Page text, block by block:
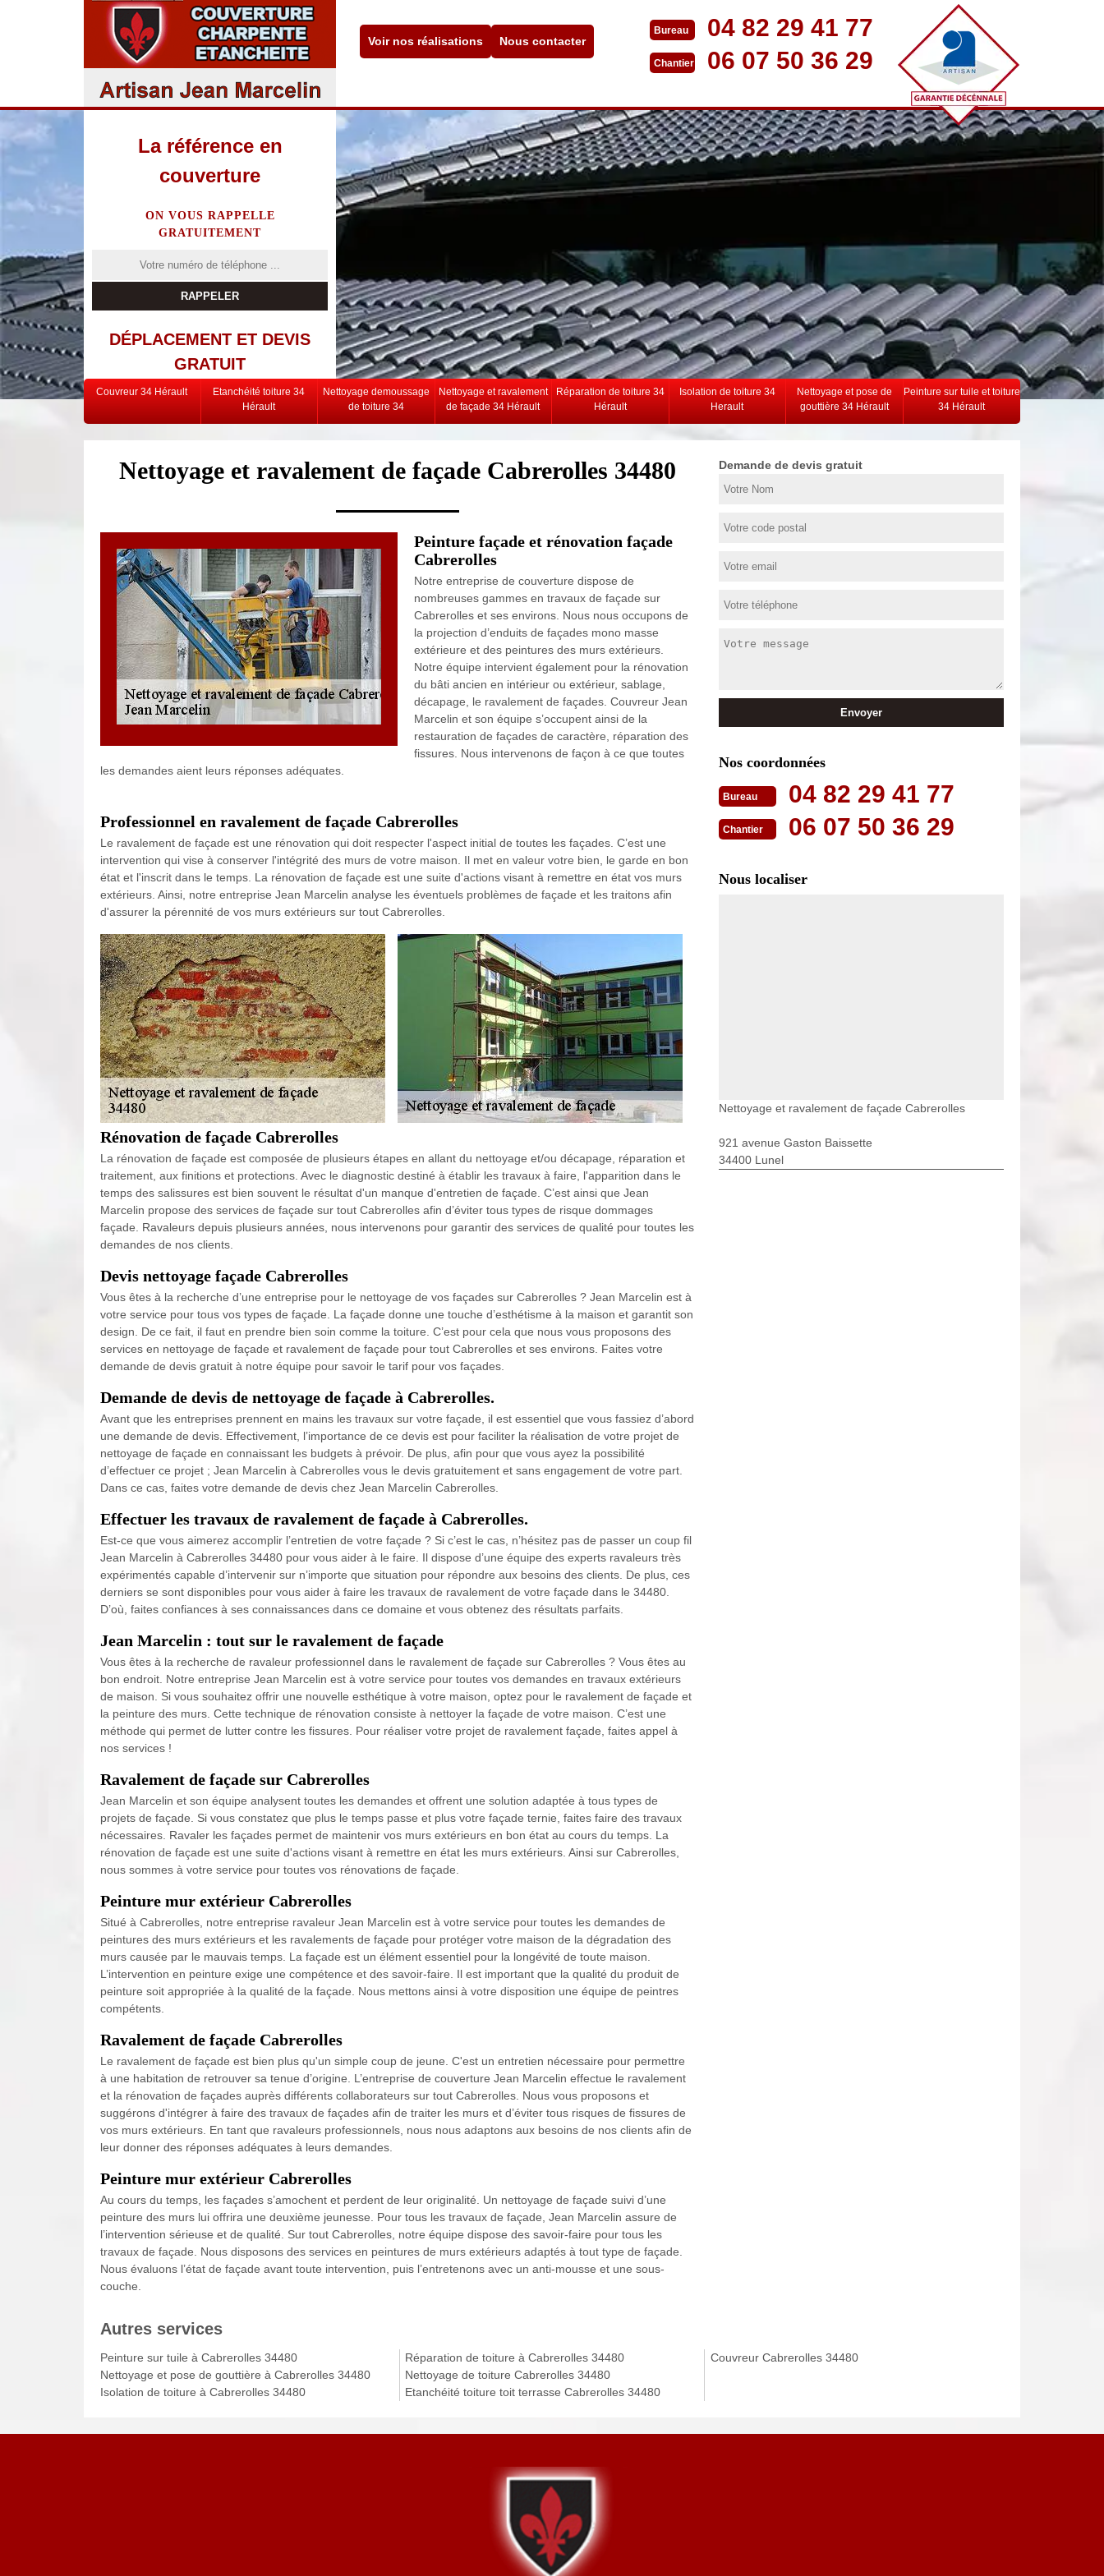
Voir nos réalisations Nous contacter
Bureau 04 82 29 41 77
Chantier 06 07 50 36 29
La référence en
couverture
ON VOUS RAPPELLE
GRATUITEMENT
DÉPLACEMENT ET DEVIS
GRATUIT
Couvreur 34 Hérault
Etanchéité toiture 34
Hérault
Nettoyage demoussage
de toiture 34
Nettoyage et ravalement
de façade 34 Hérault
Réparation de toiture 34
Hérault
Isolation de toiture 34
Herault
Nettoyage et pose de
gouttière 34 Hérault
Peinture sur tuile et toiture
34 Hérault
Nettoyage et ravalement de façade Cabrerolles 34480
Peinture façade et rénovation façade
Cabrerolles
Notre entreprise de couverture dispose de
nombreuses gammes en travaux de façade sur
Cabrerolles et ses environs. Nous nous occupons de
la projection d’enduits de façades mono masse
extérieure et des peintures des murs extérieurs.
Notre équipe intervient également pour la rénovation
du bâti ancien en intérieur ou extérieur, sablage,
décapage, le ravalement de façades. Couvreur Jean
Marcelin et son équipe s’occupent ainsi de la
restauration de façades de caractère, réparation des
fissures. Nous intervenons de façon à ce que toutes
les demandes aient leurs réponses adéquates.
Professionnel en ravalement de façade Cabrerolles
Le ravalement de façade est une rénovation qui doit respecter l'aspect initial de toutes les façades. C’est une
intervention qui vise à conserver l'intégrité des murs de votre maison. Il met en valeur votre bien, le garde en bon
état et l'inscrit dans le temps. La rénovation de façade est une suite d'actions visant à remettre en état vos murs
extérieurs. Ainsi, notre entreprise Jean Marcelin analyse les éventuels problèmes de façade et les traitons afin
d'assurer la pérennité de vos murs extérieurs sur tout Cabrerolles.
Rénovation de façade Cabrerolles
La rénovation de façade est composée de plusieurs étapes en allant du nettoyage et/ou décapage, réparation et
traitement, aux finitions et protections. Avec le diagnostic destiné à établir les travaux à faire, l'apparition dans le
temps des salissures est bien souvent le résultat d'un manque d'entretien de façade. C’est ainsi que Jean
Marcelin propose des services de façade sur tout Cabrerolles afin d’éviter tous types de risque dommages
façade. Ravaleurs depuis plusieurs années, nous intervenons pour garantir des services de qualité pour toutes les
demandes de nos clients.
Devis nettoyage façade Cabrerolles
Vous êtes à la recherche d’une entreprise pour le nettoyage de vos façades sur Cabrerolles ? Jean Marcelin est à
votre service pour tous vos types de façade. La façade donne une touche d’esthétisme à la maison et garantit son
design. De ce fait, il faut en prendre bien soin comme la toiture. C’est pour cela que nous vous proposons des
services en nettoyage de façade et ravalement de façade pour tout Cabrerolles et ses environs. Faites votre
demande de devis gratuit à notre équipe pour savoir le tarif pour vos façades.
Demande de devis de nettoyage de façade à Cabrerolles.
Avant que les entreprises prennent en mains les travaux sur votre façade, il est essentiel que vous fassiez d’abord
une demande de devis. Effectivement, l’importance de ce devis est pour faciliter la réalisation de votre projet de
nettoyage de façade en connaissant les budgets à prévoir. De plus, afin pour que vous ayez la possibilité
d’effectuer ce projet ; Jean Marcelin à Cabrerolles vous le devis gratuitement et sans engagement de votre part.
Dans ce cas, faites votre demande de devis chez Jean Marcelin Cabrerolles.
Effectuer les travaux de ravalement de façade à Cabrerolles.
Est-ce que vous aimerez accomplir l’entretien de votre façade ? Si c’est le cas, n’hésitez pas de passer un coup fil
Jean Marcelin à Cabrerolles 34480 pour vous aider à le faire. Il dispose d’une équipe des experts ravaleurs très
expérimentés capable d’intervenir sur n’importe que situation pour répondre aux besoins des clients. De plus, ces
derniers se sont disponibles pour vous aider à faire les travaux de ravalement de votre façade dans le 34480.
D’où, faites confiances à ses connaissances dans ce domaine et vous obtenez des résultats parfaits.
Jean Marcelin : tout sur le ravalement de façade
Vous êtes à la recherche de ravaleur professionnel dans le ravalement de façade sur Cabrerolles ? Vous êtes au
bon endroit. Notre entreprise Jean Marcelin est à votre service pour toutes vos demandes en travaux extérieurs
de maison. Si vous souhaitez offrir une nouvelle esthétique à votre maison, optez pour le ravalement de façade et
la peinture des murs. Cette technique de rénovation consiste à nettoyer la façade de votre maison. C’est une
méthode qui permet de lutter contre les fissures. Pour réaliser votre projet de ravalement façade, faites appel à
nos services !
Ravalement de façade sur Cabrerolles
Jean Marcelin et son équipe analysent toutes les demandes et offrent une solution adaptée à tous types de
projets de façade. Si vous constatez que plus le temps passe et plus votre façade ternie, faites faire des travaux
nécessaires. Ravaler les façades permet de maintenir vos murs extérieurs en bon état au cours du temps. La
rénovation de façade est une suite d'actions visant à remettre en état les murs extérieurs. Ainsi sur Cabrerolles,
nous sommes à votre service pour toutes vos rénovations de façade.
Peinture mur extérieur Cabrerolles
Situé à Cabrerolles, notre entreprise ravaleur Jean Marcelin est à votre service pour toutes les demandes de
peintures des murs extérieurs et les ravalements de façade pour protéger votre maison de la dégradation des
murs causée par le mauvais temps. La façade est un élément essentiel pour la longévité de toute maison.
L’intervention en peinture exige une compétence et des savoir-faire. Il est important que la qualité du produit de
peinture soit appropriée à la qualité de la façade. Nous mettons ainsi à votre disposition une équipe de peintres
compétents.
Ravalement de façade Cabrerolles
Le ravalement de façade est bien plus qu'un simple coup de jeune. C'est un entretien nécessaire pour permettre
à une habitation de retrouver sa tenue d’origine. L’entreprise de couverture Jean Marcelin effectue le ravalement
et la rénovation de façades auprès différents collaborateurs sur tout Cabrerolles. Nous vous proposons et
suggérons d'intégrer à faire des travaux de façades afin de traiter les murs et d’éviter tous risques de fissures de
vos murs extérieurs. En tant que ravaleurs professionnels, nous nous adaptons aux besoins de nos clients afin de
leur donner des réponses adéquates à leurs demandes.
Peinture mur extérieur Cabrerolles
Au cours du temps, les façades s’amochent et perdent de leur originalité. Un nettoyage de façade suivi d’une
peinture des murs lui offrira une deuxième jeunesse. Pour tous les travaux de façade, Jean Marcelin assure de
l’intervention sérieuse et de qualité. Sur tout Cabrerolles, notre équipe dispose des savoir-faire pour tous les
travaux de façade. Nous disposons des services en peintures de murs extérieurs adaptés à tout type de façade.
Nous évaluons l’état de façade avant toute intervention, puis l’entretenons avec un anti-mousse et une sous-
couche.
Demande de devis gratuit
Nos coordonnées
Bureau 04 82 29 41 77
Chantier 06 07 50 36 29
Nous localiser
Nettoyage et ravalement de façade Cabrerolles
921 avenue Gaston Baissette
34400 Lunel
Autres services
Peinture sur tuile à Cabrerolles 34480
Nettoyage et pose de gouttière à Cabrerolles 34480
Isolation de toiture à Cabrerolles 34480
Réparation de toiture à Cabrerolles 34480
Nettoyage de toiture Cabrerolles 34480
Etanchéité toiture toit terrasse Cabrerolles 34480
Couvreur Cabrerolles 34480